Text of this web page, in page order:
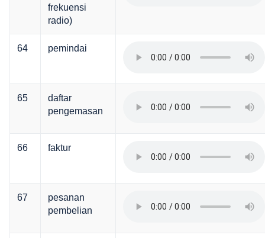
frekuensi
radio)
64 pemindai
65
daftar
pengemasan
66 faktur
67
pesanan
pembelian